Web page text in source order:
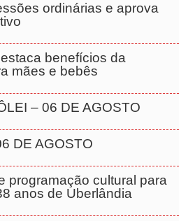
ordinárias e aprova
benefícios da
mães e bebês
– 06 DE AGOSTO
DE AGOSTO
programação cultural para
anos de Uberlândia